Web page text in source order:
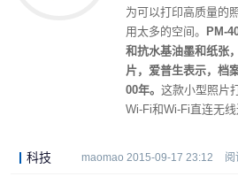
为可以打印高质量的
用太多的空间。
PM-
和抗水基油墨和纸张
片，爱普生表示，档
00年。 这款小型照片
Wi-Fi和Wi-Fi直连无
科技 maomao 2015-09-17 23:12